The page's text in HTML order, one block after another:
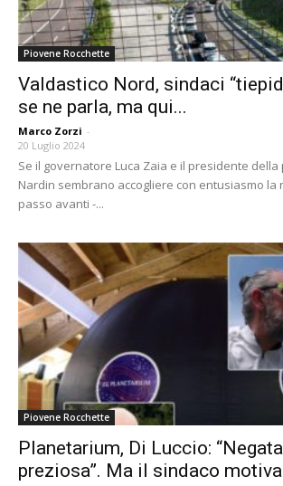
Piovene Rocchette
Valdastico Nord, sindaci
se ne parla, ma qui...
Marco Zorzi -
20 Luglio 2024
Se il governatore Luca Zaia e il presidente
Nardin sembrano accogliere con entusiasmo la
passo avanti -...
Piovene Rocchette
Planetarium, Di Luccio:
preziosa”. Ma il sindaco